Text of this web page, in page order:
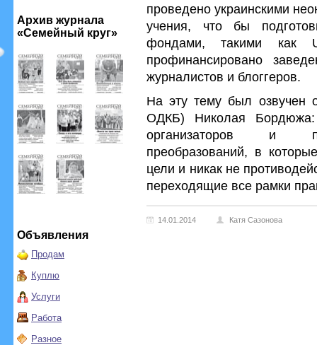
Архив журнала
«Семейный круг»
Объявления
Продам
Куплю
Услуги
Работа
Разное
проведено украинскими
учения, что бы
фондами, такими как
профинансировано
журналистов и блоггеров.
На эту тему был озвучен
ОДКБ) Николая
организаторов и
преобразований, в
цели и никак не
переходящие все рамки
14.01.2014 Катя Сазонова